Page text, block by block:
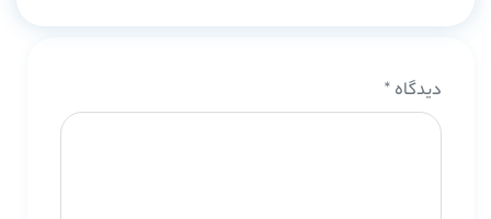
دیدگاه *